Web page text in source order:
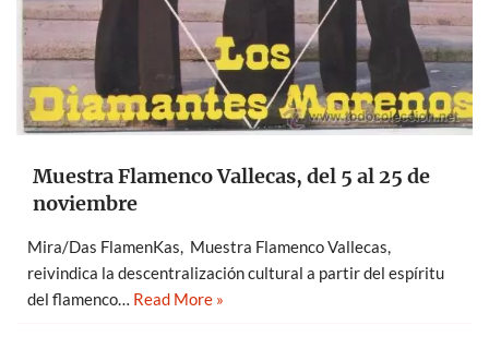
Muestra Flamenco Vallecas, del 5 al 25 de
noviembre
Mira/Das FlamenKas, Muestra Flamenco Vallecas,
reivindica la descentralización cultural a partir del espíritu
del flamenco… Read More »